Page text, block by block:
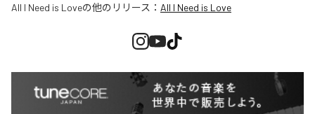
All I Need is Loveの他のリリース： All I Need is Love